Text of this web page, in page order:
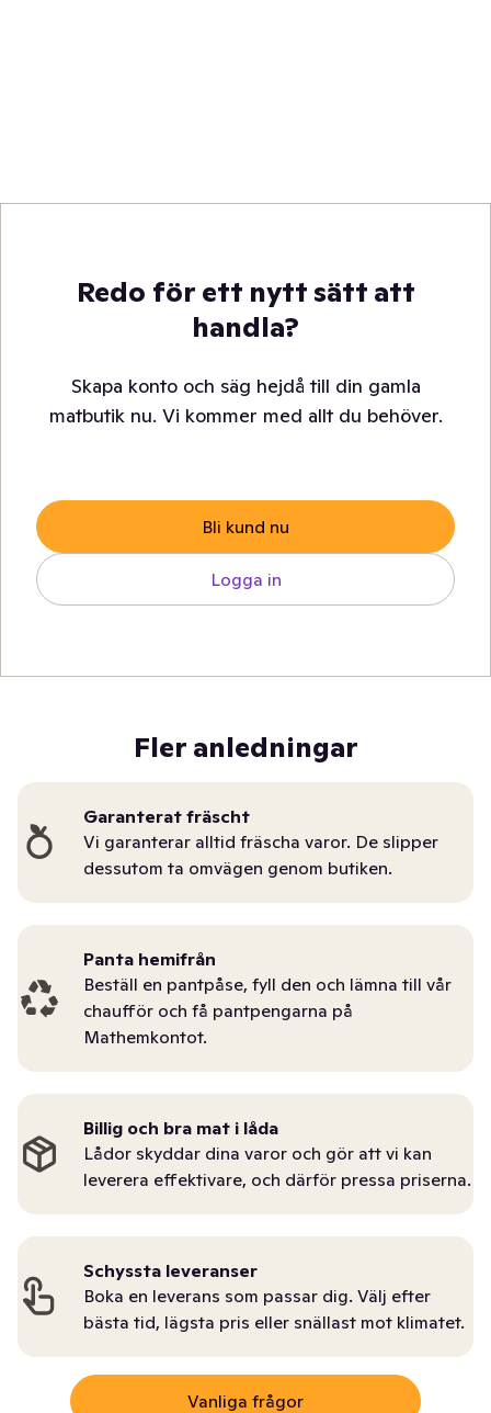
Redo för ett nytt sätt att
handla?
Skapa konto och säg hejdå till din gamla
matbutik nu. Vi kommer med allt du behöver.
Bli kund nu
Logga in
Fler anledningar
Garanterat fräscht
Vi garanterar alltid fräscha varor. De slipper
dessutom ta omvägen genom butiken.
Panta hemifrån
Beställ en pantpåse, fyll den och lämna till vår
chaufför och få pantpengarna på
Mathemkontot.
Billig och bra mat i låda
Lådor skyddar dina varor och gör att vi kan
leverera effektivare, och därför pressa priserna.
Schyssta leveranser
Boka en leverans som passar dig. Välj efter
bästa tid, lägsta pris eller snällast mot klimatet.
Vanliga frågor